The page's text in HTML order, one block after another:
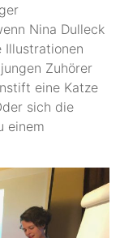
Nina Dulleck
Illustrationen
Zuhörer
eine Katze
sich die
einem